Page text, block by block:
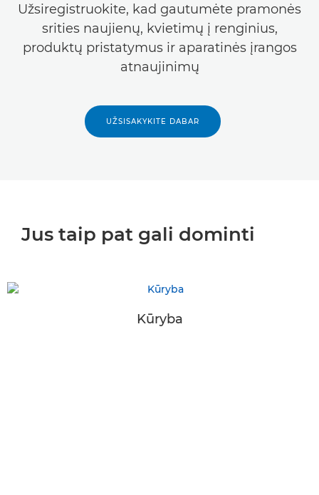
Užsiregistruokite, kad gautumėte pramonės
srities naujienų, kvietimų į renginius,
produktų pristatymus ir aparatinės įrangos
atnaujinimų
UŽSISAKYKITE DABAR
Jus taip pat gali dominti
Kūryba